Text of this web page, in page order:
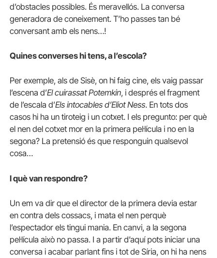
d’obstacles possibles. És meravellós. La conversa
generadora de coneixement. T’ho passes tan bé
conversant amb els nens…!
Quines converses hi tens, a l’escola?
Per exemple, als de Sisè, on hi faig cine, els vaig passar
l’escena d’El cuirassat Potemkin, i després el fragment
de l’escala d’Els intocables d’Eliot Ness. En tots dos
casos hi ha un tiroteig i un cotxet. I els pregunto: per què
el nen del cotxet mor en la primera pel·lícula i no en la
segona? La pretensió és que responguin qualsevol
cosa…
I què van respondre?
Un em va dir que el director de la primera devia estar
en contra dels cossacs, i mata el nen perquè
l’espectador els tingui mania. En canvi, a la segona
pel·lícula això no passa. I a partir d’aquí pots iniciar una
conversa i acabar parlant fins i tot de Síria, on hi ha nens